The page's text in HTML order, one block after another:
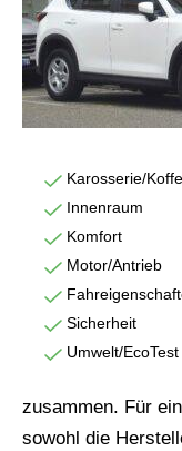
Karosserie/
Innenraum
Komfort
Motor/Antrieb
Sicherheit
Umwelt/EcoTest
zusammen. Für
sowohl die